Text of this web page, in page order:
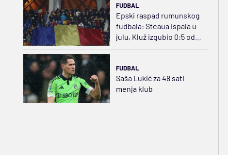
FUDBAL
Epski raspad rumunskog
fudbala: Steaua ispala u
julu, Kluž izgubio 0:5 od
FUDBAL
Saša Lukić za 48 sati
menja klub